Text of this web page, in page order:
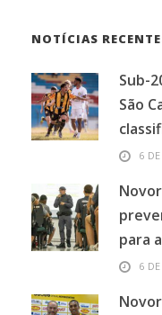
NOTÍCIAS
Sub-
São
6
para
6